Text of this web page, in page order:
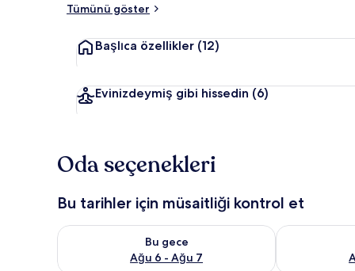
Tümünü göster
Başlıca özellikler (12)
Evinizdeymiş gibi hissedin (6)
Oda seçenekleri
Bu tarihler için müsaitliği kontrol et
Bu gece
Ağu 6 - Ağu 7
Bu gece için müsaitliği kontrol et Ağu 6 - Ağu 7
Yarın için